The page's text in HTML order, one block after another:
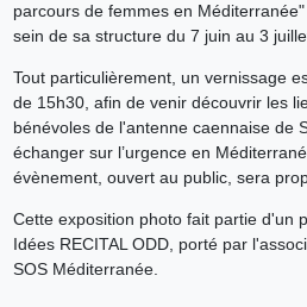
parcours de femmes en
sein de sa structure du 7 juin au 3
Tout particulièrement, un vernissage
de 15h30, afin de venir découvrir les
bénévoles de l'antenne caennaise de
échanger sur l’urgence en
évènement, ouvert au public, sera
Cette exposition photo fait partie d'un
Idées RECITAL ODD, porté par
SOS Méditerranée.